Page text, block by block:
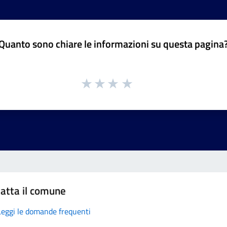
sono chiare le informazioni su questa
il comune
le domande frequenti